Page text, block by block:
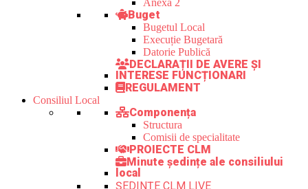
Anexa 2
Buget
Bugetul Local
Execuție Bugetară
Datorie Publică
DECLARAȚII DE AVERE ȘI
INTERESE FUNCȚIONARI
REGULAMENT
Consiliul Local
Componența
Structura
Comisii de specialitate
PROIECTE CLM
Minute ședințe ale consiliului
local
ȘEDINȚE CLM LIVE